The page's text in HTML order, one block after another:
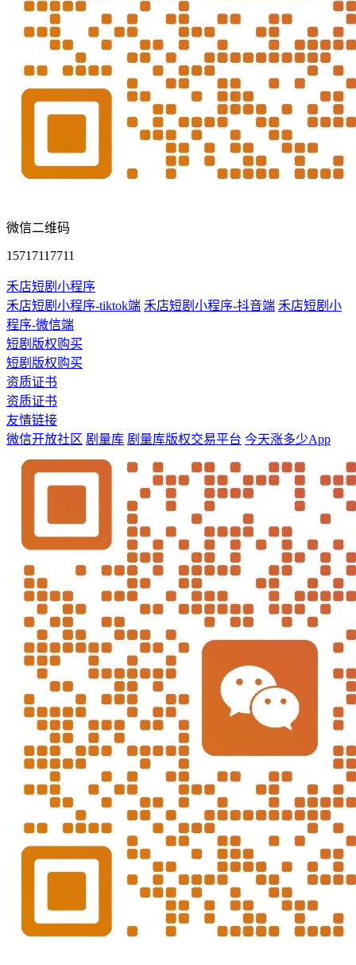
微信二维码
15717117711
禾店短剧小程序
禾店短剧小程序-tiktok端 禾店短剧小程序-抖音端 禾店短剧小
程序-微信端
短剧版权购买
短剧版权购买
资质证书
资质证书
友情链接
微信开放社区 剧量库 剧量库版权交易平台 今天涨多少App